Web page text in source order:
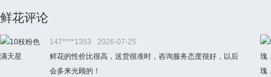
鲜花评论
147****1353
2026-07-25
鲜花的性价比很高，送货很准时，咨询服务态度很好，以后
会多来光顾的！